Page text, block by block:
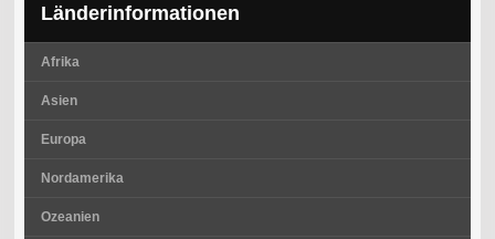
Länderinformationen
Afrika
Asien
Europa
Nordamerika
Ozeanien